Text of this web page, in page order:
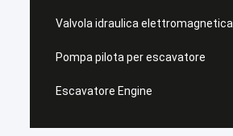
Valvola idraulica elettromagnetica
Pompa pilota per escavatore
Escavatore Engine